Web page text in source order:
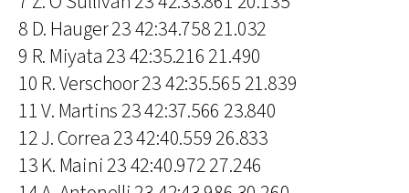
8 D. Hauger 23 42:34.758 21.032
9 R. Miyata 23 42:35.216 21.490
10 R. Verschoor 23 42:35.565 21.839
11 V. Martins 23 42:37.566 23.840
12 J. Correa 23 42:40.559 26.833
13 K. Maini 23 42:40.972 27.246